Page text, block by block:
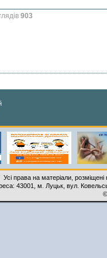
903
Усі права на матеріали,
43001, м. Луцьк, вул.